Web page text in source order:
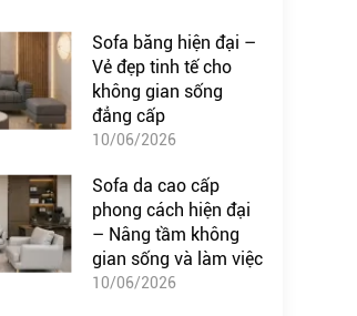
Sofa băng hiện đại –
Vẻ đẹp tinh tế cho
không gian sống
đẳng cấp
10/06/2026
Sofa da cao cấp
phong cách hiện đại
– Nâng tầm không
gian sống và làm việc
10/06/2026